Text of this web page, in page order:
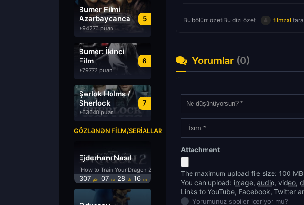
5
Bumer Filmi
Azərbaycanca
Dublyaj izle
+94276 puan
6
Bumer: İkinci
Film
Azərbaycanca
Dublyaj izle
+79772 puan
7
Şerlok Holms /
Sherlock
Holmes
+63640 puan
GÖZLƏNƏN FILM/SERIALLAR
Ejderhanı Nasıl
Eğitirsin 2
(How to Train Your Dragon 2)
307 gün 07 sa 28 dk 15 sn
Bu bölüm özetiBu dizi özeti filmzal
Yorumlar (0)
Attachment
The maximum upload file size: 100 MB.
You can upload: image, audio, video,
Links to YouTube, Facebook, Twitter
Yorumunuz spoiler içeriyor mu?